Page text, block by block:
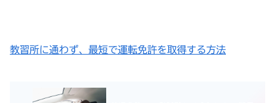
教習所に通わず、最短で運転免許を取得する方法